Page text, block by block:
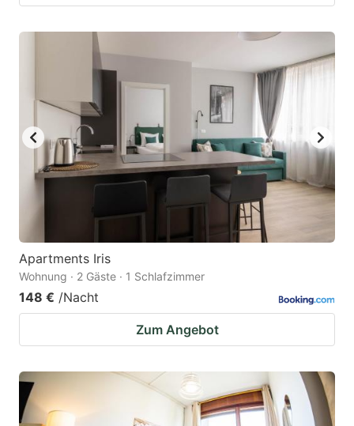
Apartments Iris
Wohnung · 2 Gäste · 1 Schlafzimmer
148 € /Nacht
Zum Angebot